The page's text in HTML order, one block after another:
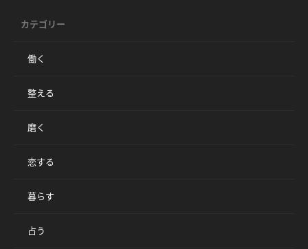
カテゴリー
働く
整える
磨く
恋する
暮らす
占う